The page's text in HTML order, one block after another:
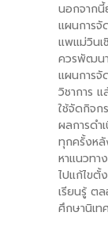
นอกจากนี้
แผนการจั
แพแม่วินเ
ควรพัฒนา
แผนการจั
วิชาการ
ใช้จัดกิจก
ผลการดำ
ทุกครั้งหลั
หาแนวทา
ไปแก้ไขตั้
เรียนรู้ ต
ศึกษานิเทศ